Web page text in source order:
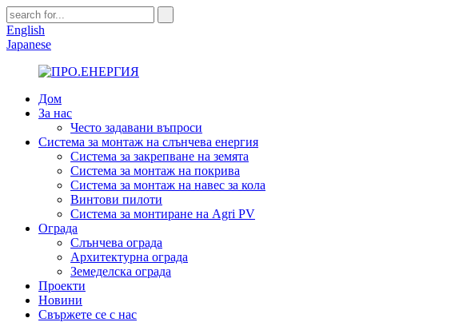
English
Japanese
Дом
За нас
Често задавани въпроси
Система за монтаж на слънчева енергия
Система за закрепване на земята
Система за монтаж на покрива
Система за монтаж на навес за кола
Винтови пилоти
Система за монтиране на Agri PV
Ограда
Слънчева ограда
Архитектурна ограда
Земеделска ограда
Проекти
Новини
Свържете се с нас